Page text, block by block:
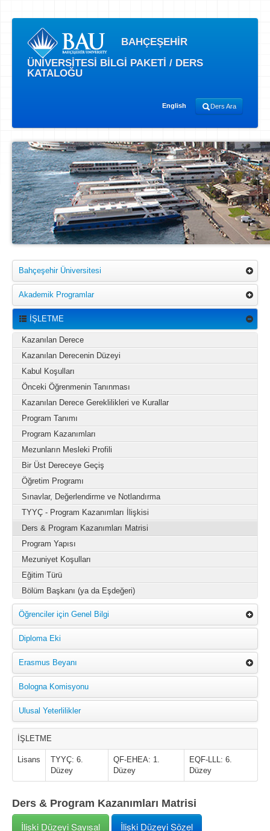
BAHÇEŞEHİR
ÜNİVERSİTESİ BİLGİ PAKETİ / DERS
KATALOĞU
English Ders Ara
Bahçeşehir Üniversitesi
Akademik Programlar
İŞLETME
Kazanılan Derece
Kazanılan Derecenin Düzeyi
Kabul Koşulları
Önceki Öğrenmenin Tanınması
Kazanılan Derece Gereklilikleri ve Kurallar
Program Tanımı
Program Kazanımları
Mezunların Mesleki Profili
Bir Üst Dereceye Geçiş
Öğretim Programı
Sınavlar, Değerlendirme ve Notlandırma
TYYÇ - Program Kazanımları İlişkisi
Ders & Program Kazanımları Matrisi
Program Yapısı
Mezuniyet Koşulları
Eğitim Türü
Bölüm Başkanı (ya da Eşdeğeri)
Öğrenciler için Genel Bilgi
Diploma Eki
Erasmus Beyanı
Bologna Komisyonu
Ulusal Yeterlilikler
İŞLETME
Lisans
TYYÇ: 6.
Düzey
QF-EHEA: 1.
Düzey
EQF-LLL: 6.
Düzey
Ders & Program Kazanımları Matrisi
İlişki Düzeyi Sayısal
İlişki Düzeyi Sözel